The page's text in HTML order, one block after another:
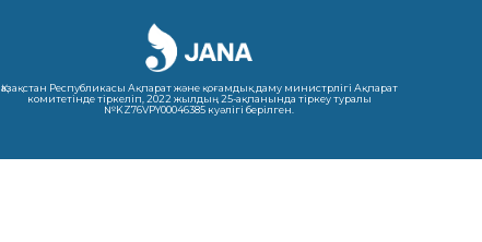
Қазақстан Республикасы Ақпарат және қоғамдық даму министрлігі Ақпарат
комитетінде тіркеліп, 2022 жылдың 25-ақпанында тіркеу туралы
№KZ76VPY00046385 куәлігі берілген.